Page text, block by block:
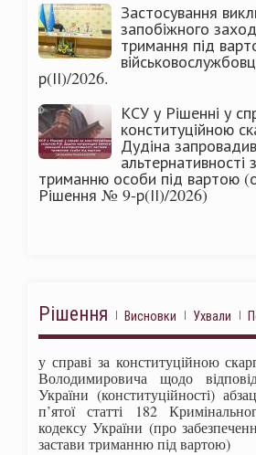
Застосування
запобіжного
тримання під
р(ІІ)/2026.
КСУ у Рішенні у
конституційною
Дудіна
альтернативності
триманню особи під вартою
Рішення № 9-р(ІІ)/2026)
Рішення Висновки Ухвали
у справі за конституційною
Володимировича щодо
України (конституційності)
п’ятої статті 182
кодексу України (про
застави триманню під вартою)